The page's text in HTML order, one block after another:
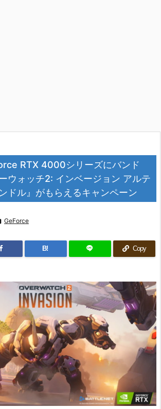
RTX 4000シリーズにバンド
ウォッチ2: インベージョン アルテ
ドル』がもらえるキャンペーン
GeForce
B! Copy